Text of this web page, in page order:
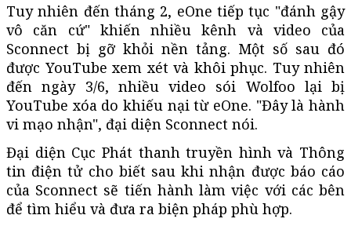
Tuy nhiên đến tháng 2, eOne tiếp tục "đánh gậy
vô căn cứ" khiến nhiều kênh và video của
Sconnect bị gỡ khỏi nền tảng. Một số sau đó
được YouTube xem xét và khôi phục. Tuy nhiên
đến ngày 3/6, nhiều video sói Wolfoo lại bị
YouTube xóa do khiếu nại từ eOne. "Đây là hành
vi mạo nhận", đại diện Sconnect nói.
Đại diện Cục Phát thanh truyền hình và Thông
tin điện tử cho biết sau khi nhận được báo cáo
của Sconnect sẽ tiến hành làm việc với các bên
để tìm hiểu và đưa ra biện pháp phù hợp.